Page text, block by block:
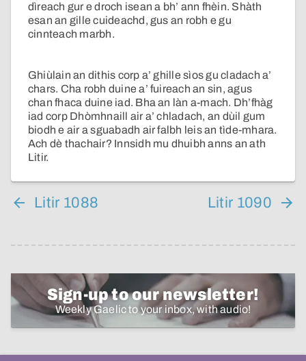
dìreach gur e droch isean a bh’ ann fhèin. Shàth
esan an gille cuideachd, gus an robh e gu
cinnteach marbh.
Ghiùlain an dithis corp a’ ghille sìos gu cladach a’
chars. Cha robh duine a’ fuireach an sin, agus
chan fhaca duine iad. Bha an làn a-mach. Dh’fhàg
iad corp Dhòmhnaill air a’ chladach, an dùil gum
biodh e air a sguabadh air falbh leis an tìde-mhara.
Ach dè thachair? Innsidh mu dhuibh anns an ath
Litir.
Litir 1088 Litir 1090
Sign-up to our newsletter!
Weekly Gaelic to your inbox, with audio!